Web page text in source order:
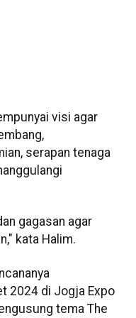
visi agar
serapan tenaga
gagasan agar
kata Halim.
2024 di Jogja Expo
tema The